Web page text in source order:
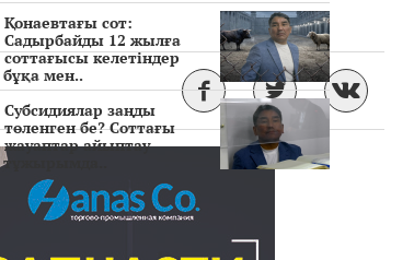
Қонаевтағы сот:
Садырбайды 12 жылға
соттағысы келетіндер
бұқа мен..
Субсидиялар заңды
төленген бе? Соттағы
жауаптар айыптау
тұжырымда..